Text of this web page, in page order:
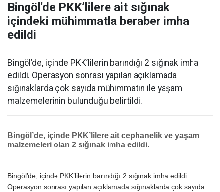
Bingöl'de PKK’lilere ait sığınak
içindeki mühimmatla beraber imha
edildi
Bingöl’de, içinde PKK’lilerin barındığı 2 sığınak imha
edildi. Operasyon sonrası yapılan açıklamada
sığınaklarda çok sayıda mühimmatın ile yaşam
malzemelerinin bulunduğu belirtildi.
Bingöl’de, içinde PKK’lilere ait cephanelik ve yaşam
malzemeleri olan 2 sığınak imha edildi.
Bingöl’de, içinde PKK’lilerin barındığı 2 sığınak imha edildi.
Operasyon sonrası yapılan açıklamada sığınaklarda çok sayıda